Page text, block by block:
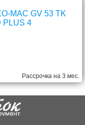
MAC GV 53 TK
PLUS 4
Рассрочка на 3 мес.